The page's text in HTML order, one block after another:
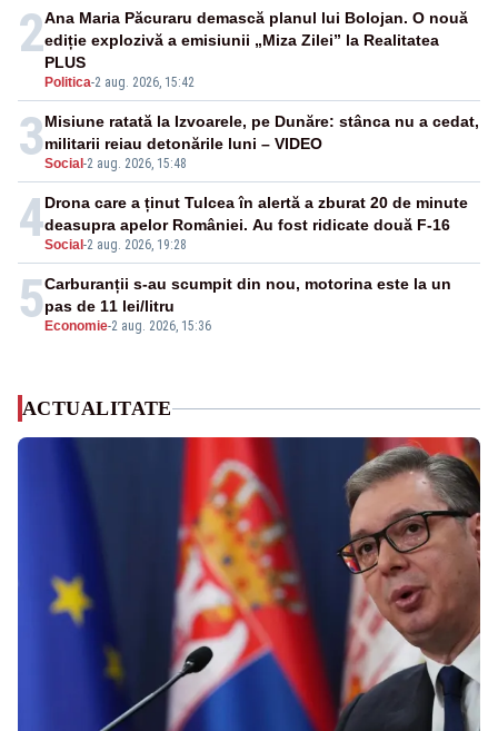
2
Politica-2 aug. 2026, 15:42
Ana Maria Păcuraru demască planul lui Bolojan. O nouă
ediție explozivă a emisiunii „Miza Zilei” la Realitatea
PLUS
3Social -2 aug. 2026, 15:48
Misiune ratată la Izvoarele, pe Dunăre: stânca nu a cedat,
militarii reiau detonările luni – VIDEO
4Social -2 aug. 2026, 19:28
Drona care a ținut Tulcea în alertă a zburat 20 de minute
deasupra apelor României. Au fost ridicate două F-16
5 Economie-2 aug. 2026, 15:36
Carburanții s-au scumpit din nou, motorina este la un
pas de 11 lei/litru
ACTUALITATE